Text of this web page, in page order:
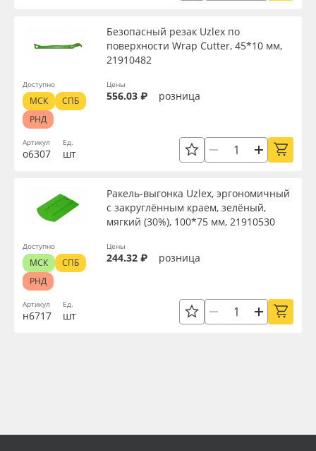
Артикул
о6307
Безопасный резак Uzlex по
поверхности Wrap Cutter, 45*10 мм,
21910482
Ед.
шт
Цены
556.03 ₽ розница
Доступно
МСК
СПБ
РНД
Артикул
н6717
Ракель-выгонка Uzlex, эргономичный
с закруглённым краем, зелёный,
мягкий (30%), 100*75 мм, 21910530
Ед.
шт
Цены
244.32 ₽ розница
Доступно
МСК
СПБ
РНД